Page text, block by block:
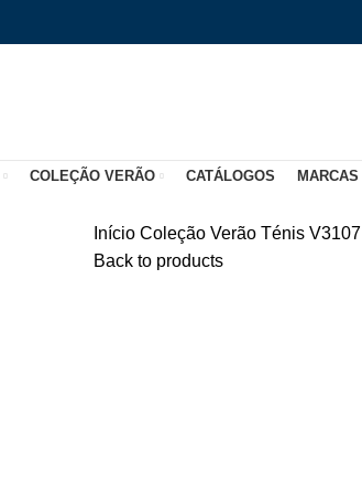
COLEÇÃO VERÃO CATÁLOGOS MARCAS
Início Coleção Verão Ténis V3107
Back to products